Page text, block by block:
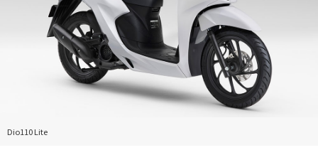
Dio110 Lite